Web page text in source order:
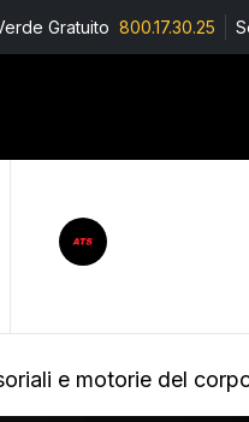
Gratuito 800.17.30.25
e motorie del